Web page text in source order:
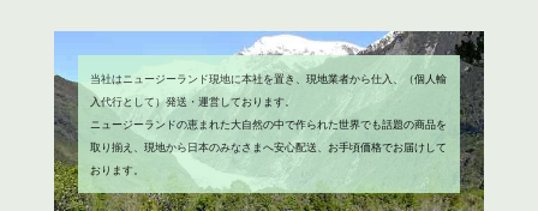
当社はニュージーランド現地に本社を置き、現地業者から仕入、（個人輸
入代行として）発送・運営しております。
ニュージーランドの恵まれた大自然の中で作られた世界でも話題の商品を
取り揃え、現地から日本のみなさまへ安心配送、お手頃価格でお届けして
おります。